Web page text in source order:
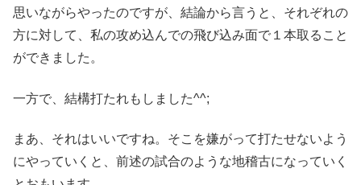
思いながらやったのですが、結論から言うと、それぞれの
方に対して、私の攻め込んでの飛び込み面で１本取ること
ができました。
一方で、結構打たれもしました^^;
まあ、それはいいですね。そこを嫌がって打たせないよう
にやっていくと、前述の試合のような地稽古になっていく